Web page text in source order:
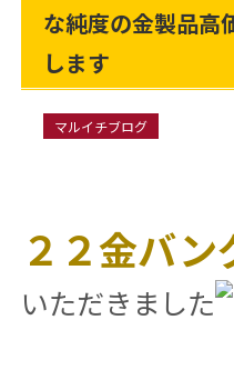
な純度の金製品高
します
マルイチブログ
２２金バン
いただきました